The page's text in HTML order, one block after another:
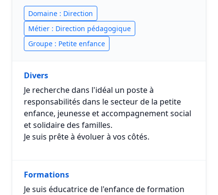
Domaine : Direction
Métier : Direction pédagogique
Groupe : Petite enfance
Divers
Je recherche dans l'idéal un poste à
responsabilités dans le secteur de la petite
enfance, jeunesse et accompagnement social
et solidaire des familles.
Je suis prête à évoluer à vos côtés.
Formations
Je suis éducatrice de l'enfance de formation